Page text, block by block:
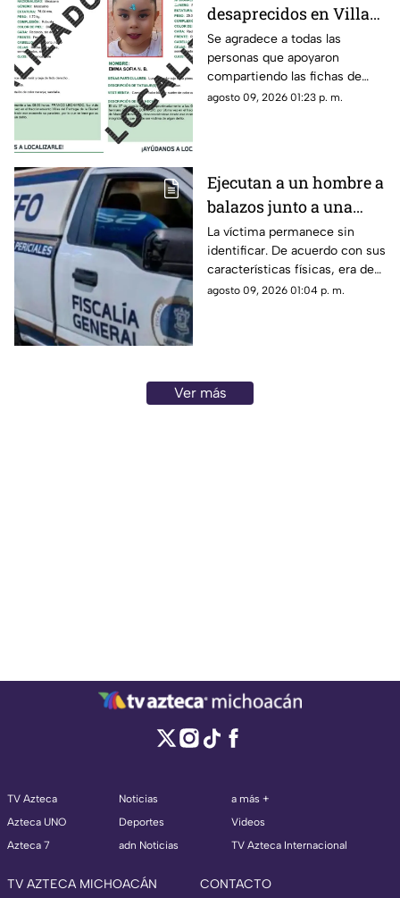
desaprecidos en Villas
del Pedregal
Se agradece a todas las
personas que apoyaron
compartiendo las fichas de
búsqueda. Se informa que las
agosto 09, 2026 01:23 p. m.
Ejecutan a un hombre a
balazos junto a una
gasolinera en
Michoacán
La víctima permanece sin
identificar. De acuerdo con sus
características físicas, era de
complexión robusta y vestía
agosto 09, 2026 01:04 p. m.
Ver más
TV Azteca
Azteca UNO
Azteca 7
Noticias
Deportes
adn Noticias
a más +
Videos
TV Azteca Internacional
TV AZTECA MICHOACÁN CONTACTO